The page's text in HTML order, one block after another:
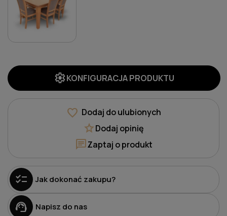
settingsKONFIGURACJA PRODUKTU
favorite Dodaj do ulubionych
starDodaj opinię
chatZaptaj o produkt
checklist Jak dokonać zakupu?
support_agent Napisz do nas